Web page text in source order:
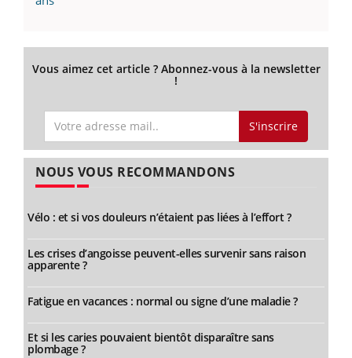
Vous aimez cet article ? Abonnez-vous à la newsletter
!
S'inscrire
NOUS VOUS RECOMMANDONS
Vélo : et si vos douleurs n’étaient pas liées à l’effort ?
Les crises d’angoisse peuvent-elles survenir sans raison
apparente ?
Fatigue en vacances : normal ou signe d’une maladie ?
Et si les caries pouvaient bientôt disparaître sans
plombage ?